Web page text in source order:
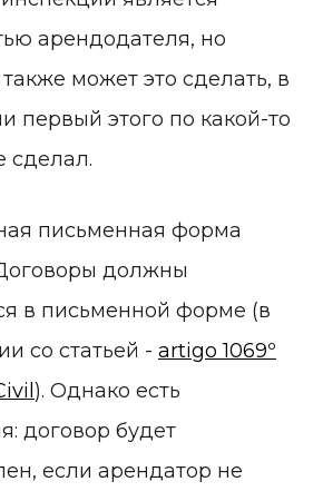
арендодателя, но
может это сделать, в
первый этого по какой-то
сделал.
письменная форма
должны
в письменной форме (в
со статьей - artigo 1069º
). Однако есть
договор будет
если арендатор не